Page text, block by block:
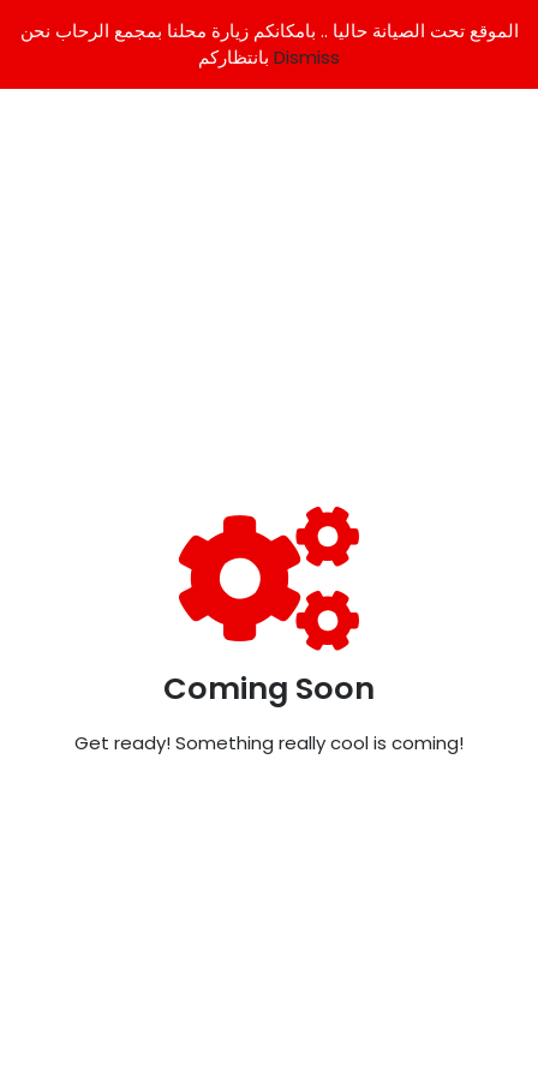
الموقع تحت الصيانة حاليا .. بامكانكم زيارة محلنا بمجمع الرحاب نحن
Dismiss
Coming Soon
Get ready! Something really cool is coming!